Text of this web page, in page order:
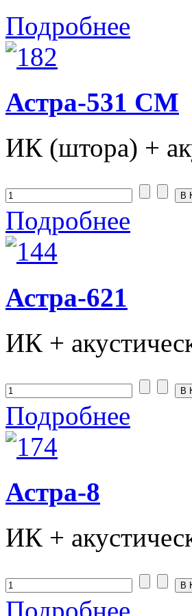
Подробнее
Астра-531 СМ
ИК (штора) +
Подробнее
Астра-621
ИК +
Подробнее
Астра-8
ИК +